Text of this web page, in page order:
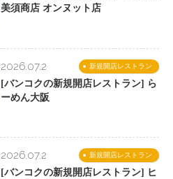
美須商店 オンヌット店
新規開店レストラン
2026.07.2
[バンコクの新規開店レストラン] ら
ーめん大阪
新規開店レストラン
2026.07.2
[バンコクの新規開店レストラン] ヒ